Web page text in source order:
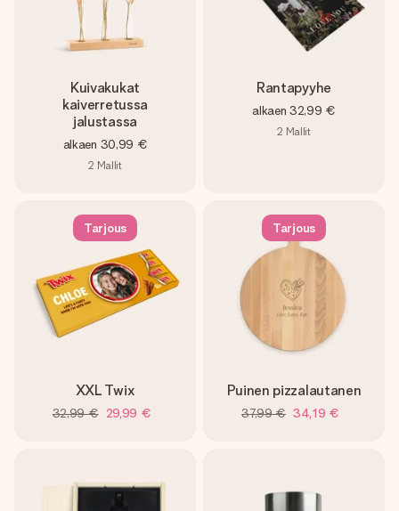
Kuivakukat
kaiverretussa
jalustassa
alkaen 30,99 €
2 Mallit
Rantapyyhe
alkaen 32,99 €
2 Mallit
Tarjous
XXL Twix
32,99 € 29,99 €
Tarjous
Puinen pizzalautanen
37,99 € 34,19 €